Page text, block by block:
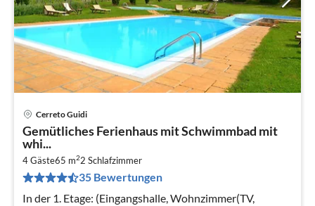
Cerreto Guidi
Gemütliches Ferienhaus mit Schwimmbad mit
whi...
4 Gäste65 m22 Schlafzimmer
35 Bewertungen
In der 1. Etage: (Eingangshalle, Wohnzimmer(TV,